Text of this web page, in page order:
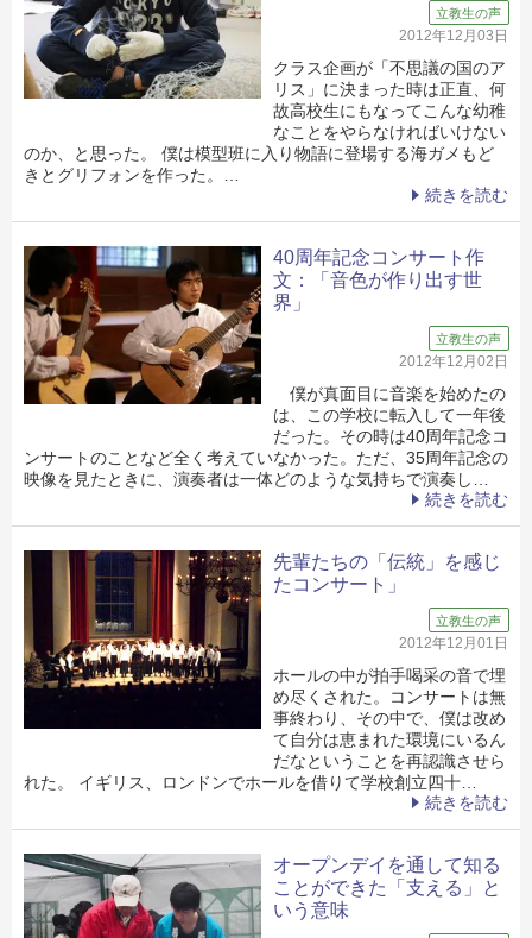
立教生の声
2012年12月03日
クラス企画が「不思議の国のア
リス」に決まった時は正直、何
故高校生にもなってこんな幼稚
なことをやらなければいけない
のか、と思った。 僕は模型班に入り物語に登場する海ガメもど
きとグリフォンを作った。…
続きを読む
40周年記念コンサート作
文：「音色が作り出す世
界」
立教生の声
2012年12月02日
僕が真面目に音楽を始めたの
は、この学校に転入して一年後
だった。その時は40周年記念コ
ンサートのことなど全く考えていなかった。ただ、35周年記念の
映像を見たときに、演奏者は一体どのような気持ちで演奏し…
続きを読む
先輩たちの「伝統」を感じ
たコンサート」
立教生の声
2012年12月01日
ホールの中が拍手喝采の音で埋
め尽くされた。コンサートは無
事終わり、その中で、僕は改め
て自分は恵まれた環境にいるん
だなということを再認識させら
れた。 イギリス、ロンドンでホールを借りて学校創立四十…
続きを読む
オープンデイを通して知る
ことができた「支える」と
いう意味